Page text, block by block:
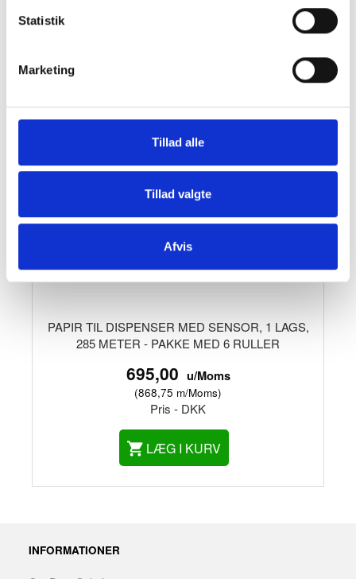
Statistik
Marketing
Tillad alle
Tillad valgte
Afvis
PAPIR TIL DISPENSER MED SENSOR, 1 LAGS,
285 METER - PAKKE MED 6 RULLER
695,00 u/Moms
(868,75 m/Moms)
Pris - DKK
LÆG I KURV
INFORMATIONER